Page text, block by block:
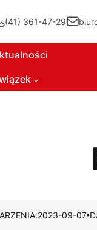
(41) 361-47-29
2023-09-07